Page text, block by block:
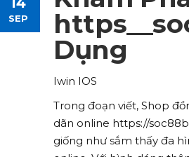
Team List
Advanced Link Section
Team List
SEP
Dụng
Iwin IOS
Trong đoạn viết, Shop
dãn online https://
giống như sắm thấy đa